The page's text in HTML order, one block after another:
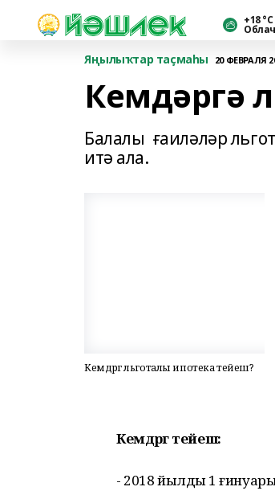
+18 °С
Яңылыҡтар таҫмаһы
20 ФЕВРАЛЯ
Кемдәргә
Балалы ғаиләләр
итә ала.
Кемдәргә льготалы ипотека тейеш?
Кемдәргә тейеш:
- 2018 йылдың 1